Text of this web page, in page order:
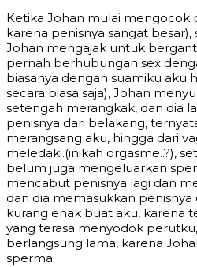
Ketika Johan mulai mengocok
karena penisnya sangat
Johan mengajak untuk
pernah berhubungan sex
biasanya dengan suamiku aku
secara biasa saja), Johan
setengah merangkak, dan dia
penisnya dari belakang,
merangsang aku, hingga dari
meledak..(inikah orgasme..?),
belum juga mengeluarkan
mencabut penisnya lagi dan
dan dia memasukkan penisnya
kurang enak buat aku, karena
yang terasa menyodok
berlangsung lama, karena
sperma.